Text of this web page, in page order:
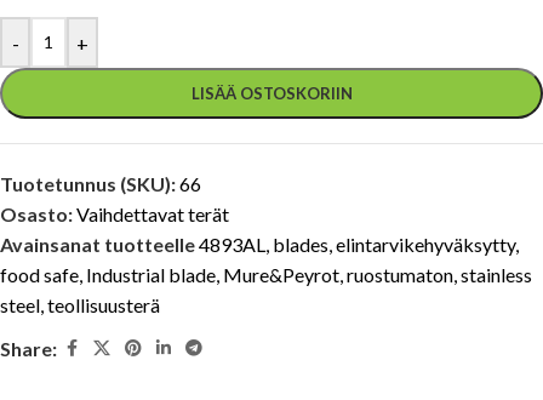
- +
LISÄÄ OSTOSKORIIN
Tuotetunnus (SKU):66
Osasto:Vaihdettavat terät
Avainsanat tuotteelle4893AL, blades,elintarvikehyväksytty,
food safe, Industrial blade, Mure&Peyrot,ruostumaton,stainless
steel,teollisuusterä
Share: